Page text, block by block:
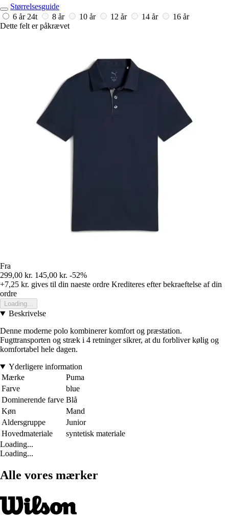
Størrelsesguide
6 år 24t 8 år 10 år 12 år 14 år
16 år
Dette felt er påkrævet
Fra
299,00 kr. 145,00 kr. -52%
+7,25 kr. gives til din naeste ordre Krediteres efter bekraeftelse af din
ordre
Loading...
Beskrivelse
Denne moderne polo kombinerer komfort og præstation.
Fugttransporten og stræk i 4 retninger sikrer, at du forbliver kølig og
komfortabel hele dagen.
Yderligere information
Mærke
Puma
Farve
blue
Dominerende farve Blå
Køn
Mand
Aldersgruppe
Junior
Hovedmateriale
syntetisk materiale
Loading...
Loading...
Alle vores mærker